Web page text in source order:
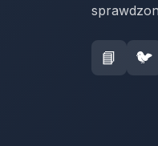
📘 🐦